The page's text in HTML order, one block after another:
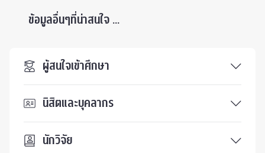
ข้อมูลอื่นๆที่น่าสนใจ ...
ผู้สนใจเข้าศึกษา
นิสิตและบุคลากร
นักวิจัย